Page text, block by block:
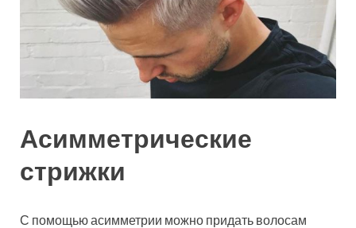
Асимметрические
стрижки
С помощью асимметрии можно придать волосам